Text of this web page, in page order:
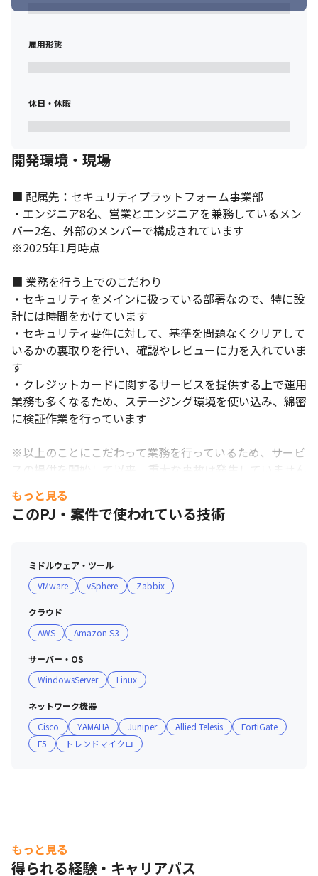
雇用形態
休日・休暇
開発環境・現場
■ 配属先：セキュリティプラットフォーム事業部
・エンジニア8名、営業とエンジニアを兼務しているメン
バー2名、外部のメンバーで構成されています
※2025年1月時点
■ 業務を行う上でのこだわり
・セキュリティをメインに扱っている部署なので、特に設
計には時間をかけています
・セキュリティ要件に対して、基準を問題なくクリアして
いるかの裏取りを行い、確認やレビューに力を入れていま
す
・クレジットカードに関するサービスを提供する上で運用
業務も多くなるため、ステージング環境を使い込み、綿密
に検証作業を行っています
※以上のことにこだわって業務を行っているため、サービ
スの提供を開始して以来、重大な事故は発生していません
■ 配属先の雰囲気
・チームでコミュニケーションを緊密に取って業務を行っ
快適です
・マニアックなものを含め、幅広い製品や技術を扱ってい
るためエンジニアとして勉強になる環境です
・世の中のニーズをキャッチアップして柔軟に対応できる
メンバーが多いです
■ 社風
・納会や個人レベルのイベントを行うなど、事業部を越え
たコミュニケーションが活発なフラットな組織です
もっと見る
このPJ・案件で使われている技術
ミドルウェア・ツール
VMware
vSphere Zabbix
クラウド
AWS
Amazon S3
サーバー・OS
WindowsServer
Linux
ネットワーク機器
Cisco
YAMAHA Juniper Allied Telesis
FortiGate
F5
トレンドマイクロ
もっと見る
得られる経験・キャリアパス